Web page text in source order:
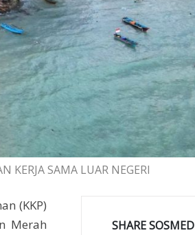
KERJA SAMA LUAR NEGERI
SHARE SOSMED
(KKP)
Merah